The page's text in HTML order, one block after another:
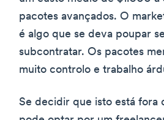
pacotes avançados. O
é algo que se deva poupar
subcontratar. Os pacotes
muito controlo e trabalho
Se decidir que isto está fora